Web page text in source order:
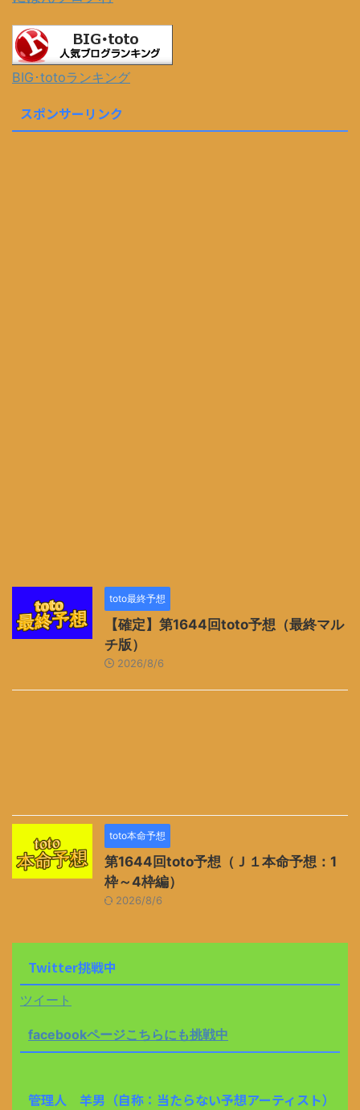
BIG･totoランキング
スポンサーリンク
toto最終予想
【確定】第1644回toto予想（最終マル
チ版）
2026/8/6
toto本命予想
第1644回toto予想（Ｊ１本命予想：1
枠～4枠編）
2026/8/6
Twitter挑戦中
ツイート
facebookページこちらにも挑戦中
管理人 羊男（自称：当たらない予想アーティスト）